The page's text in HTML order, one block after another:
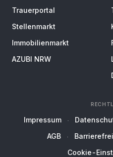
Trauerportal
Stellenmarkt
Immobilienmarkt
AZUBI NRW
Impressum
AGB
Cookie-